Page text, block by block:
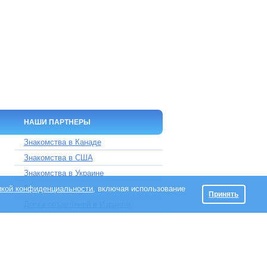
НАШИ ПАРТНЕРЫ
Знакомства в Канаде
Знакомства в США
Знакомства в Украине
Знакомства на Кипре
конфиденциальности, включая использование
Принять